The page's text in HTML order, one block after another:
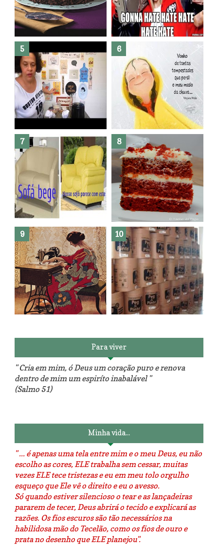
Banheiro novo por menos de
R$300,00 ?? E sem quebra
quebra ??( Editado)
Posso congelar bolo ??
Dez bolos pra fazer antes de
morrer !
Haters, como surgiram?
O medo que habita em nós.
Reforma do sofá, agora é em
patchwork!
The Red Velvet !!! O Perfeito
Para viver
" Cria em mim, ó Deus um coração puro e renova
dentro de mim um espiríto inabalável "
(Salmo 51)
Minha vida...
" ... é apenas uma tela entre mim e o meu Deus, eu não
escolho as cores, ELE trabalha sem cessar, muitas
vezes ELE tece tristezas e eu em meu tolo orgulho
esqueço que Ele vê o direito e eu o avesso.
Só quando estiver silencioso o tear e as lançadeiras
pararem de tecer, Deus abrirá o tecido e explicará as
razões. Os fios escuros são tão necessários na
habilidosa mão do Tecelão, como os fios de ouro e
prata no desenho que ELE planejou".